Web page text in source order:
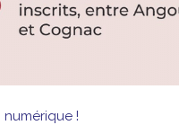
numérique !